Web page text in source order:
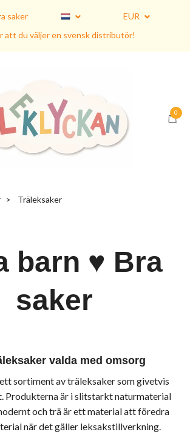
saker
EUR
att du väljer en svensk distributör!
0
Träleksaker
barn ♥ Bra
saker
valda med omsorg
sortiment av träleksaker som givetvis
Produkterna är i slitstarkt naturmaterial
och trä är ett material att föredra
när det gäller leksakstillverkning.